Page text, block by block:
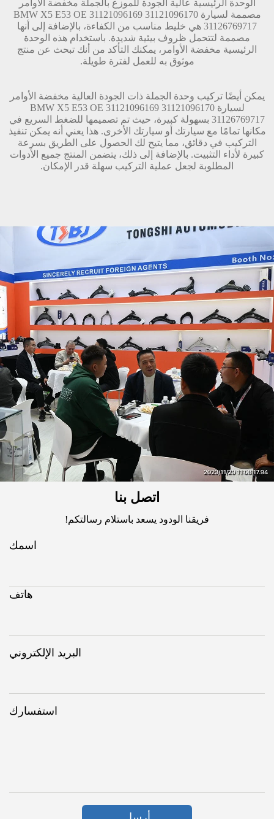
الوحدة الرئيسية عالية الجودة للموزع بالجملة مخفضة الأوامر
مصممة لسيارة BMW X5 E53 OE 31121096169 31121096170
31126769717 هي خليط مناسب من الكفاءة، بالإضافة إلى أنها
مصممة لتتحمل ظروف بيئية شديدة. باستخدام هذه الوحدة
الرئيسية مخفضة الأوامر، يمكنك التأكد من أنك تبحث عن منتج
موثوق به للعمل لفترة طويلة.
يمكن أيضًا تركيب وحدة الجملة ذات الجودة العالية مخفضة الأوامر
لسيارة BMW X5 E53 OE 31121096169 31121096170
31126769717 بسهولة كبيرة، حيث تم تصميمها للضغط السريع في
مكانها تمامًا مع سيارتك أو سيارتك الأخرى. هذا يعني أنه يمكن تنفيذ
التركيب في دقائق، مما يتيح لك الحصول على الطريق بسرعة
كبيرة لأداء التثبيت. بالإضافة إلى ذلك، يتضمن المنتج جميع الأدوات
المطلوبة لجعل عملية التركيب سهلة قدر الإمكان.
اتصل بنا
فريقنا الودود يسعد باستلام رسالتكم!
اسمك
هاتف
البريد الإلكتروني
استفسارك